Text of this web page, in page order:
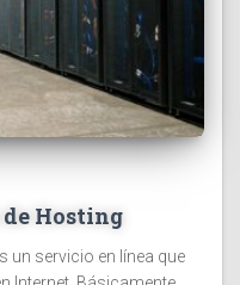
Hosting
un servicio en línea que